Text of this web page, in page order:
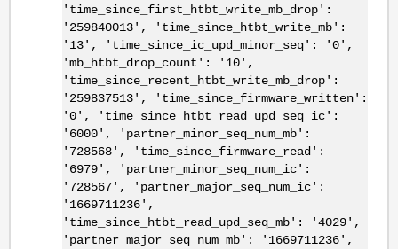
'time_since_first_htbt_write_mb_drop':
'259840013', 'time_since_htbt_write_mb':
'13', 'time_since_ic_upd_minor_seq': '0',
'mb_htbt_drop_count': '10',
'time_since_recent_htbt_write_mb_drop':
'259837513', 'time_since_firmware_written':
'0', 'time_since_htbt_read_upd_seq_ic':
'6000', 'partner_minor_seq_num_mb':
'728568', 'time_since_firmware_read':
'6979', 'partner_minor_seq_num_ic':
'728567', 'partner_major_seq_num_ic':
'1669711236',
'time_since_htbt_read_upd_seq_mb': '4029',
'partner_major_seq_num_mb': '1669711236',